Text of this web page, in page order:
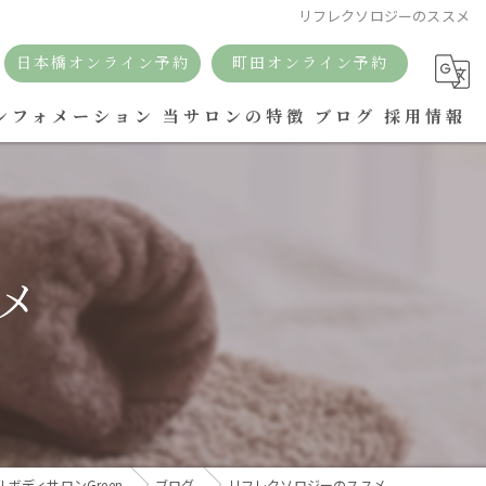
リフレクソロジーのススメ
日本橋オンライン予約 町田オンライン予約
フォメーション 当サロンの特徴
痩身
リンパ
アロマ
ボディケア
ドライヘッドスパ
ブログ 採用情報